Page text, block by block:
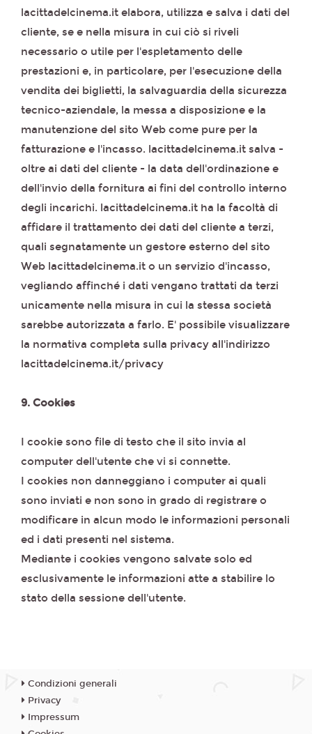
lacittadelcinema.it elabora, utilizza e salva i dati del
cliente, se e nella misura in cui ciò si riveli
necessario o utile per l'espletamento delle
prestazioni e, in particolare, per l'esecuzione della
vendita dei biglietti, la salvaguardia della sicurezza
tecnico-aziendale, la messa a disposizione e la
manutenzione del sito Web come pure per la
fatturazione e l'incasso. lacittadelcinema.it salva -
oltre ai dati del cliente - la data dell'ordinazione e
dell'invio della fornitura ai fini del controllo interno
degli incarichi. lacittadelcinema.it ha la facoltà di
affidare il trattamento dei dati del cliente a terzi,
quali segnatamente un gestore esterno del sito
Web lacittadelcinema.it o un servizio d'incasso,
vegliando affinché i dati vengano trattati da terzi
unicamente nella misura in cui la stessa società
sarebbe autorizzata a farlo. E' possibile visualizzare
la normativa completa sulla privacy all'indirizzo
lacittadelcinema.it/privacy
9. Cookies
I cookie sono file di testo che il sito invia al
computer dell'utente che vi si connette.
I cookies non danneggiano i computer ai quali
sono inviati e non sono in grado di registrare o
modificare in alcun modo le informazioni personali
ed i dati presenti nel sistema.
Mediante i cookies vengono salvate solo ed
esclusivamente le informazioni atte a stabilire lo
stato della sessione dell'utente.
Condizioni generali
Privacy
Impressum